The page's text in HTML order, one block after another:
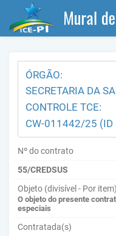
ÓRGÃO:
SECRETARIA DA
CONTROLE TCE:
CW-011442/25
Nº do contrato
55/CREDSUS
Objeto (divisível - Por item)
O objeto do presente
especiais
Contratada(s)